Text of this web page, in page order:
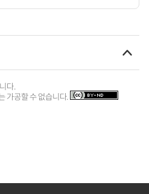
다.
가공할 수 없습니다.